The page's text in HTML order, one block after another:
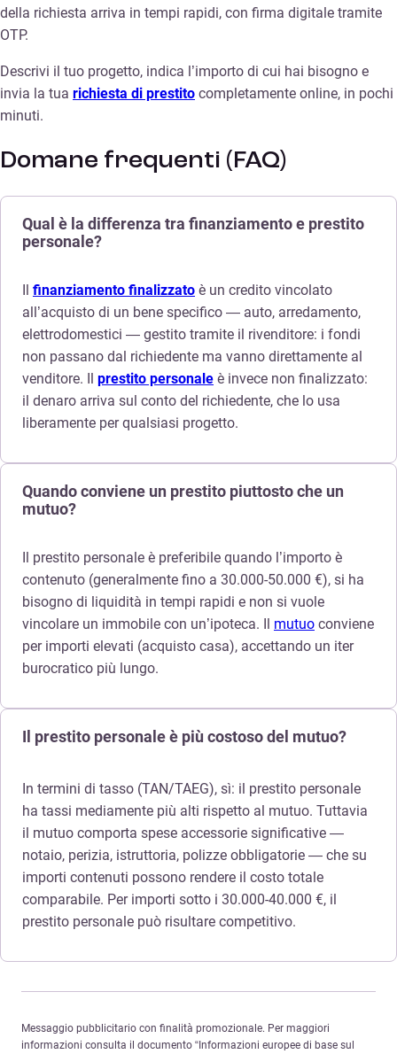
della richiesta arriva in tempi rapidi, con firma digitale tramite
OTP.
Descrivi il tuo progetto, indica l’importo di cui hai bisogno e
invia la tua richiesta di prestito completamente online, in pochi
minuti.
Domane frequenti (FAQ)
Qual è la differenza tra finanziamento e prestito
personale?
finanziamento finalizzato è un credito vincolato
all’acquisto di un bene specifico — auto, arredamento,
elettrodomestici — gestito tramite il rivenditore: i fondi
non passano dal richiedente ma vanno direttamente al
venditore. Il prestito personale è invece non finalizzato:
il denaro arriva sul conto del richiedente, che lo usa
liberamente per qualsiasi progetto.
Quando conviene un prestito piuttosto che un
mutuo?
Il prestito personale è preferibile quando l’importo è
contenuto (generalmente fino a 30.000-50.000 €), si ha
bisogno di liquidità in tempi rapidi e non si vuole
vincolare un immobile con un’ipoteca. Il mutuo conviene
per importi elevati (acquisto casa), accettando un iter
burocratico più lungo.
Il prestito personale è più costoso del mutuo?
In termini di tasso (TAN/TAEG), sì: il prestito personale
ha tassi mediamente più alti rispetto al mutuo. Tuttavia
il mutuo comporta spese accessorie significative —
notaio, perizia, istruttoria, polizze obbligatorie — che su
importi contenuti possono rendere il costo totale
comparabile. Per importi sotto i 30.000-40.000 €, il
prestito personale può risultare competitivo.
Messaggio pubblicitario con finalità promozionale. Per maggiori
informazioni consulta il documento “Informazioni europee di base sul